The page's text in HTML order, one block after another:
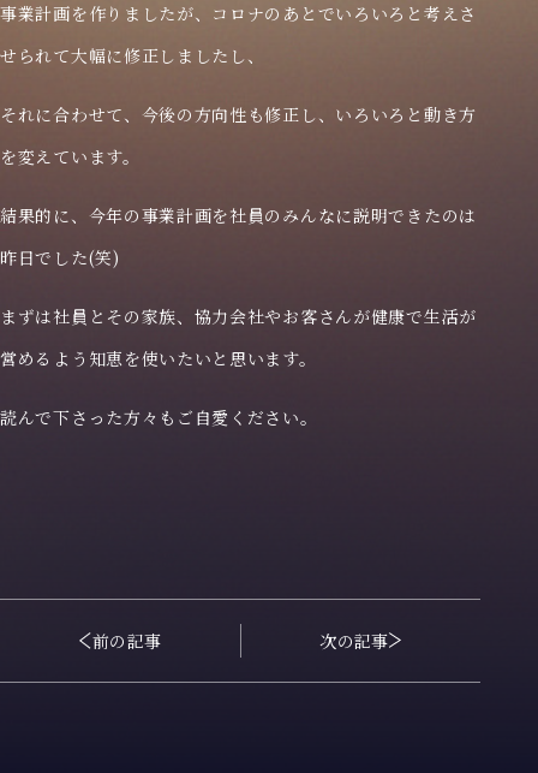
企業情報
事業計画を作りましたが、コロナのあとでいろいろと考えさ
せられて大幅に修正しましたし、
それに合わせて、今後の方向性も修正し、いろいろと動き方
を変えています。
結果的に、今年の事業計画を社員のみんなに説明できたのは
昨日でした(笑)
まずは社員とその家族、協力会社やお客さんが健康で生活が
営めるよう知恵を使いたいと思います。
読んで下さった方々もご自愛ください。
前の記事 次の記事